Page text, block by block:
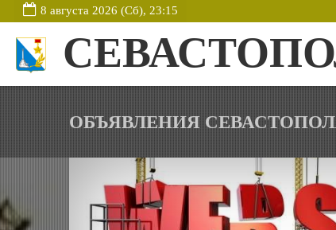
8 августа 2026 (Сб), 23:15
ОБЪЯВЛЕНИЯ